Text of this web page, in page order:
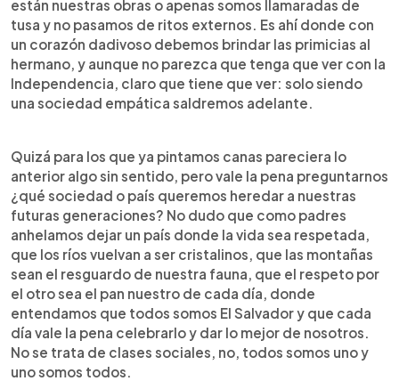
están nuestras obras o apenas somos llamaradas de
tusa y no pasamos de ritos externos. Es ahí donde con
un corazón dadivoso debemos brindar las primicias al
hermano, y aunque no parezca que tenga que ver con la
Independencia, claro que tiene que ver: solo siendo
una sociedad empática saldremos adelante.
Quizá para los que ya pintamos canas pareciera lo
anterior algo sin sentido, pero vale la pena preguntarnos
¿qué sociedad o país queremos heredar a nuestras
futuras generaciones? No dudo que como padres
anhelamos dejar un país donde la vida sea respetada,
que los ríos vuelvan a ser cristalinos, que las montañas
sean el resguardo de nuestra fauna, que el respeto por
el otro sea el pan nuestro de cada día, donde
entendamos que todos somos El Salvador y que cada
día vale la pena celebrarlo y dar lo mejor de nosotros.
No se trata de clases sociales, no, todos somos uno y
uno somos todos.